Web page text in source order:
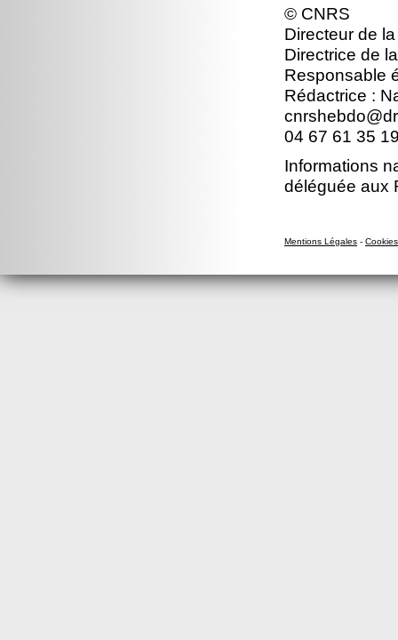
© CNRS
Directeur de
Directrice de
Responsable
Rédactrice :
04 67 61 35
Informations
déléguée aux
Mentions Légales - Cookies